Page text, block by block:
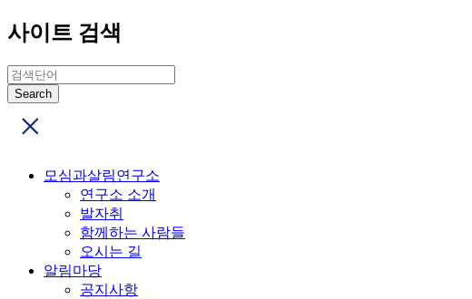
사이트 검색
모심과살림연구소
연구소 소개
발자취
함께하는 사람들
오시는 길
알림마당
공지사항